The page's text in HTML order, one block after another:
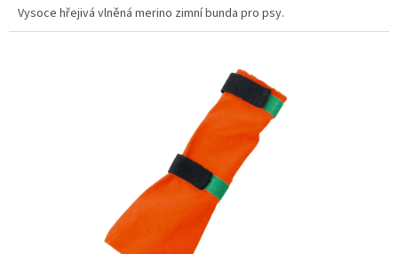
Vysoce hřejivá vlněná merino zimní bunda pro psy.